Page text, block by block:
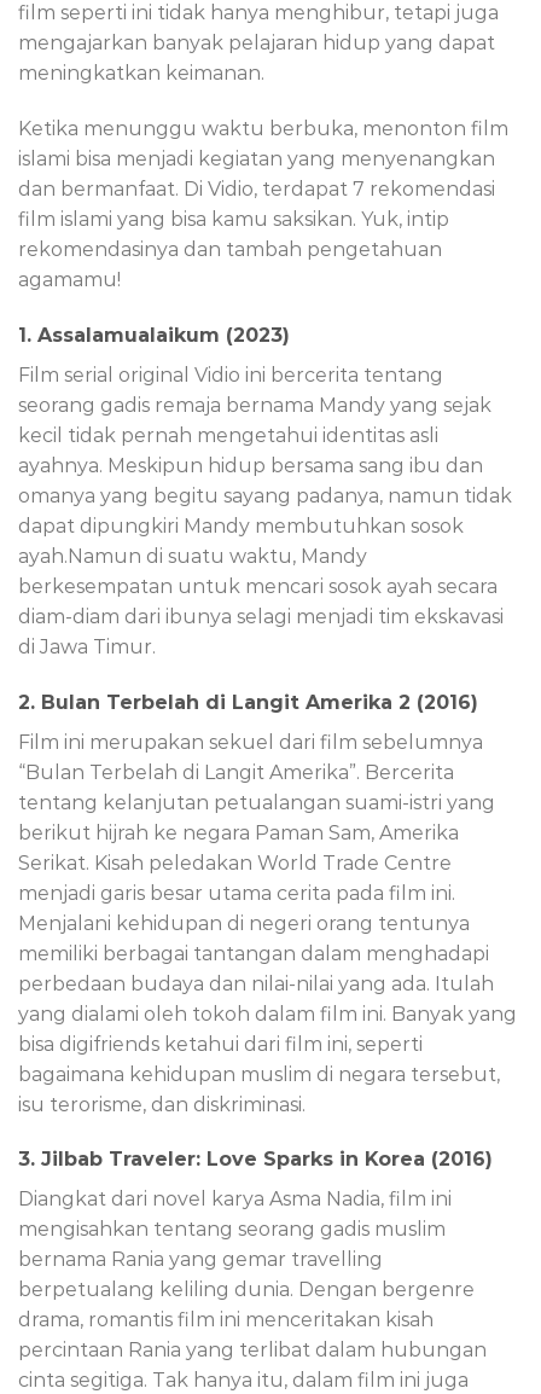
film seperti ini tidak hanya menghibur, tetapi juga
mengajarkan banyak pelajaran hidup yang dapat
meningkatkan keimanan.
Ketika menunggu waktu berbuka, menonton film
islami bisa menjadi kegiatan yang menyenangkan
dan bermanfaat. Di Vidio, terdapat 7 rekomendasi
film islami yang bisa kamu saksikan. Yuk, intip
rekomendasinya dan tambah pengetahuan
agamamu!
1. Assalamualaikum (2023)
Film serial original Vidio ini bercerita tentang
seorang gadis remaja bernama Mandy yang sejak
kecil tidak pernah mengetahui identitas asli
ayahnya. Meskipun hidup bersama sang ibu dan
omanya yang begitu sayang padanya, namun tidak
dapat dipungkiri Mandy membutuhkan sosok
ayah.Namun di suatu waktu, Mandy
berkesempatan untuk mencari sosok ayah secara
diam-diam dari ibunya selagi menjadi tim ekskavasi
di Jawa Timur.
2. Bulan Terbelah di Langit Amerika 2 (2016)
Film ini merupakan sekuel dari film sebelumnya
“Bulan Terbelah di Langit Amerika”. Bercerita
tentang kelanjutan petualangan suami-istri yang
berikut hijrah ke negara Paman Sam, Amerika
Serikat. Kisah peledakan World Trade Centre
menjadi garis besar utama cerita pada film ini.
Menjalani kehidupan di negeri orang tentunya
memiliki berbagai tantangan dalam menghadapi
perbedaan budaya dan nilai-nilai yang ada. Itulah
yang dialami oleh tokoh dalam film ini. Banyak yang
bisa digifriends ketahui dari film ini, seperti
bagaimana kehidupan muslim di negara tersebut,
isu terorisme, dan diskriminasi.
3. Jilbab Traveler: Love Sparks in Korea (2016)
Diangkat dari novel karya Asma Nadia, film ini
mengisahkan tentang seorang gadis muslim
bernama Rania yang gemar travelling
berpetualang keliling dunia. Dengan bergenre
drama, romantis film ini menceritakan kisah
percintaan Rania yang terlibat dalam hubungan
cinta segitiga. Tak hanya itu, dalam film ini juga